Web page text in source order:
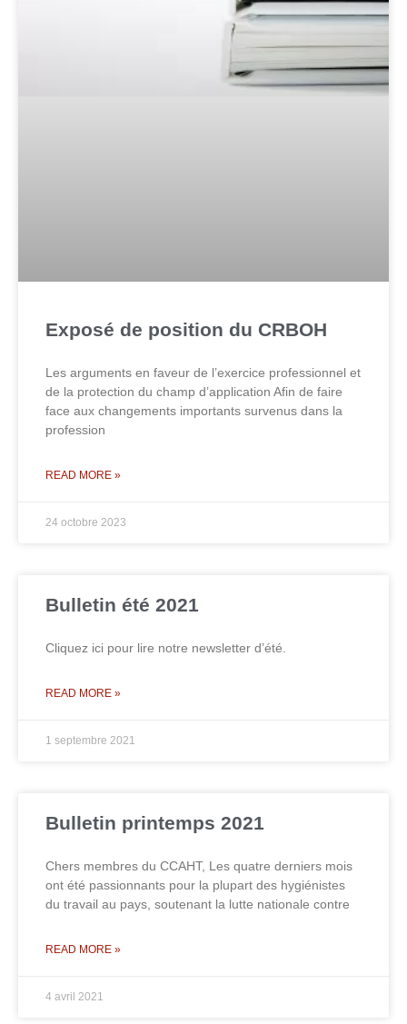
Exposé de position du CRBOH
Les arguments en faveur de l’exercice professionnel et
de la protection du champ d’application Afin de faire
face aux changements importants survenus dans la
profession
READ MORE »
24 octobre 2023
Bulletin été 2021
Cliquez ici pour lire notre newsletter d’été.
READ MORE »
1 septembre 2021
Bulletin printemps 2021
Chers membres du CCAHT, Les quatre derniers mois
ont été passionnants pour la plupart des hygiénistes
du travail au pays, soutenant la lutte nationale contre
READ MORE »
4 avril 2021